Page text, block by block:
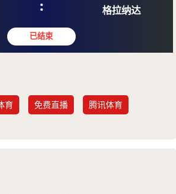
2026-04-07 01:00:00
: 格拉
育 免费直播 腾讯体育